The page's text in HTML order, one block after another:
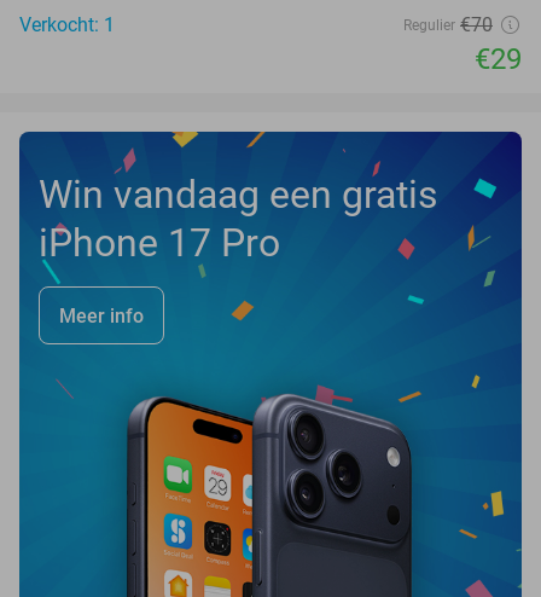
Verkocht: 1
Regulier €70
€29
Win vandaag een gratis
iPhone 17 Pro
Meer info